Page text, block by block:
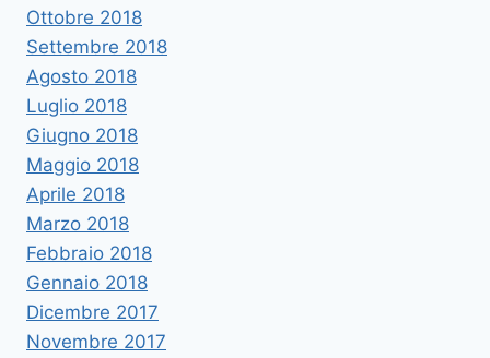
Ottobre 2018
Settembre 2018
Agosto 2018
Luglio 2018
Giugno 2018
Maggio 2018
Aprile 2018
Marzo 2018
Febbraio 2018
Gennaio 2018
Dicembre 2017
Novembre 2017